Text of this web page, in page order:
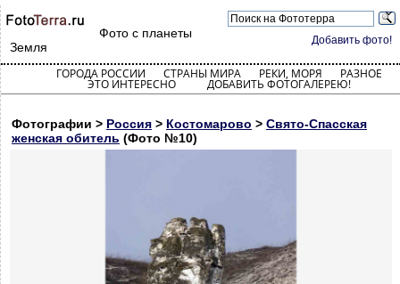
Добавить фото!
Фото с планеты
Земля
ГОРОДА РОССИИ СТРАНЫ МИРА РЕКИ, МОРЯ РАЗНОЕ
ЭТО ИНТЕРЕСНО ДОБАВИТЬ ФОТОГАЛЕРЕЮ!
Фотографии > Россия > Костомарово > Свято-Спасская
женская обитель (Фото №10)